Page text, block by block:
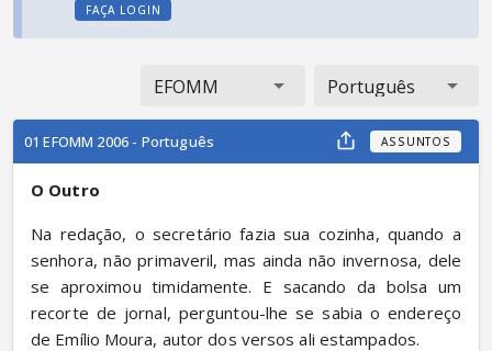
FAÇA LOGIN
EFOMM Português
01 EFOMM 2006 - Português ASSUNTOS
O Outro
Na redação, o secretário fazia sua cozinha, quando a
senhora, não primaveril, mas ainda não invernosa, dele
se aproximou timidamente. E sacando da bolsa um
recorte de jornal, perguntou-lhe se sabia o endereço
de Emílio Moura, autor dos versos ali estampados.